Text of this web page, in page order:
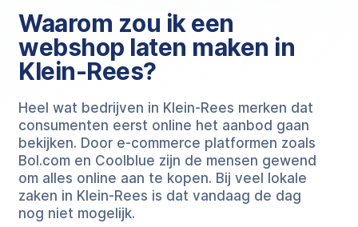
Waarom zou ik een
webshop laten maken in
Klein-Rees?
Heel wat bedrijven in Klein-Rees merken dat
consumenten eerst online het aanbod gaan
bekijken. Door e-commerce platformen zoals
Bol.com en Coolblue zijn de mensen gewend
om alles online aan te kopen. Bij veel lokale
zaken in Klein-Rees is dat vandaag de dag
nog niet mogelijk.